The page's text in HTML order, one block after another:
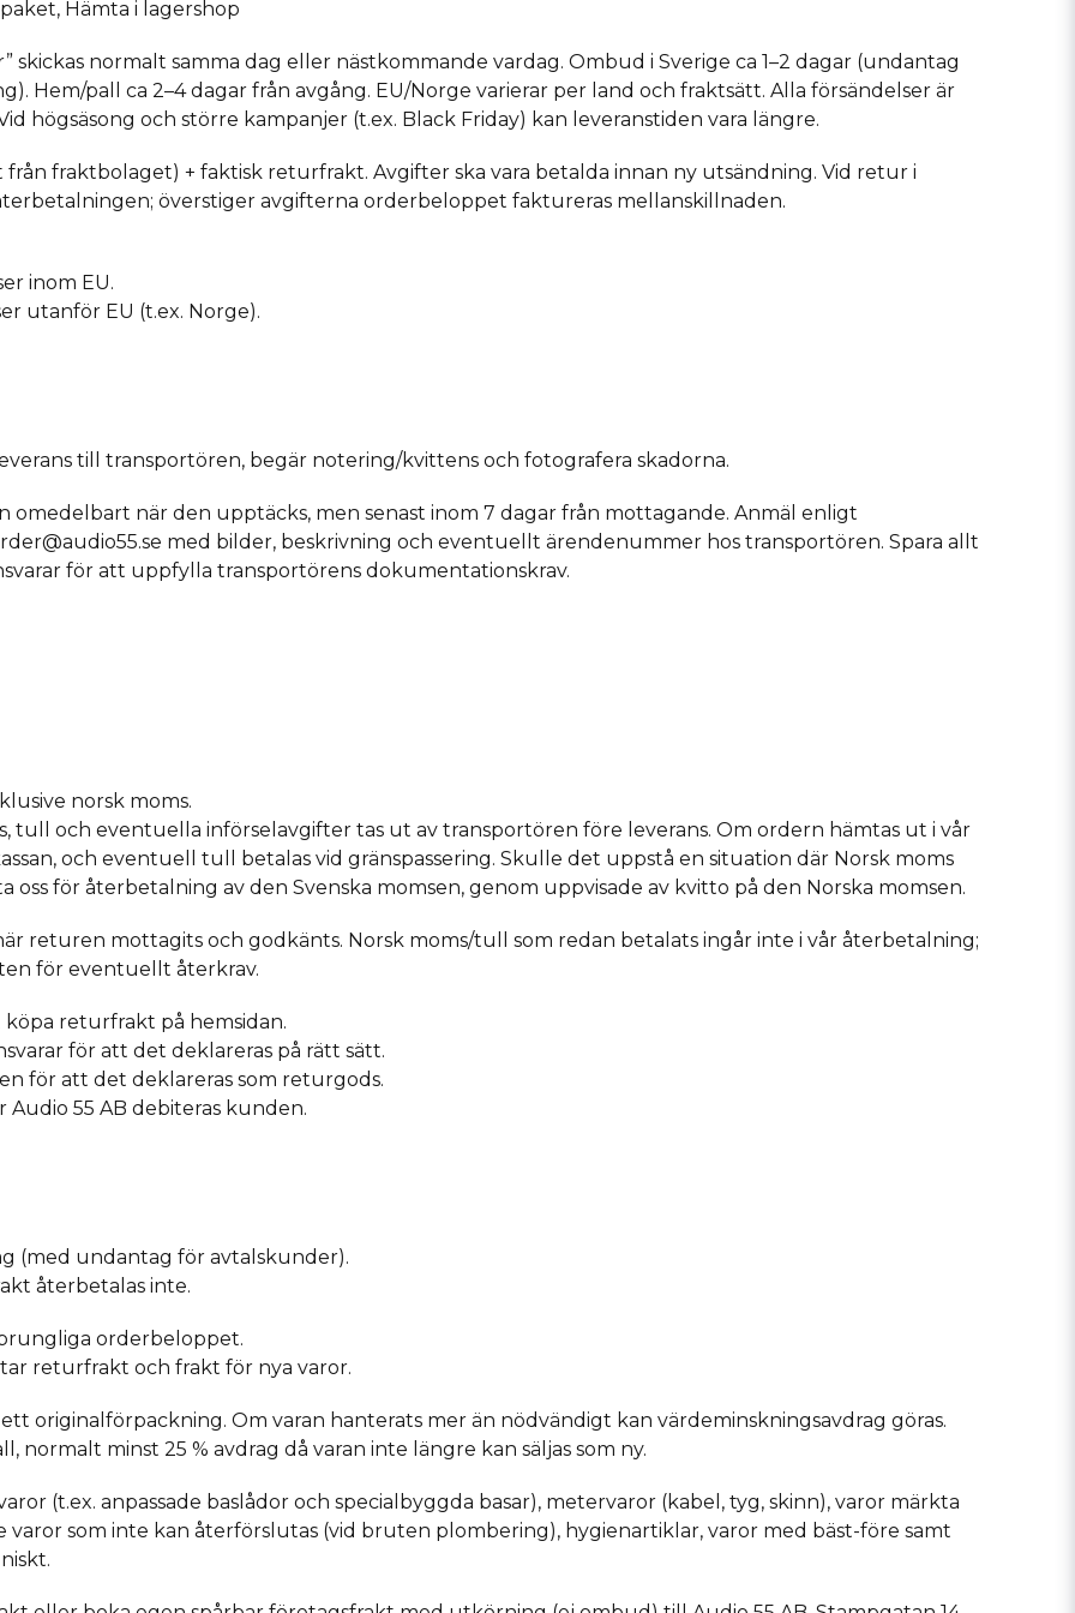
Hämta i lagershop
skickas normalt samma dag eller nästkommande vardag. Ombud i Sverige ca 1–2 dagar (undantag
Hem/pall ca 2–4 dagar från avgång. EU/Norge varierar per land och fraktsätt. Alla försändelser är
högsäsong och större kampanjer (t.ex. Black Friday) kan leveranstiden vara längre.
från fraktbolaget) + faktisk returfrakt. Avgifter ska vara betalda innan ny utsändning. Vid retur i
överstiger avgifterna orderbeloppet faktureras mellanskillnaden.
inom EU.
utanför EU (t.ex. Norge).
till transportören, begär notering/kvittens och fotografera skadorna.
när den upptäcks, men senast inom 7 dagar från mottagande. Anmäl enligt
med bilder, beskrivning och eventuellt ärendenummer hos transportören. Spara allt
för att uppfylla transportörens dokumentationskrav.
norsk moms.
tull och eventuella införselavgifter tas ut av transportören före leverans. Om ordern hämtas ut i vår
och eventuell tull betalas vid gränspassering. Skulle det uppstå en situation där Norsk moms
för återbetalning av den Svenska momsen, genom uppvisade av kvitto på den Norska momsen.
returen mottagits och godkänts. Norsk moms/tull som redan betalats ingår inte i vår återbetalning;
för eventuellt återkrav.
köpa returfrakt på hemsidan.
för att det deklareras på rätt sätt.
för att det deklareras som returgods.
55 AB debiteras kunden.
(med undantag för avtalskunder).
återbetalas inte.
orderbeloppet.
returfrakt och frakt för nya varor.
originalförpackning. Om varan hanterats mer än nödvändigt kan värdeminskningsavdrag göras.
normalt minst 25 % avdrag då varan inte längre kan säljas som ny.
(t.ex. anpassade baslådor och specialbyggda basar), metervaror (kabel, tyg, skinn), varor märkta
varor som inte kan återförslutas (vid bruten plombering), hygienartiklar, varor med bäst-före samt